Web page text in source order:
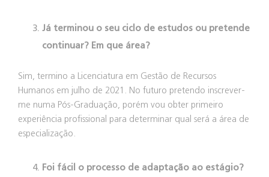
Já terminou o seu ciclo de estudos ou pretende
continuar? Em que área?
Sim, termino a Licenciatura em Gestão de Recursos
Humanos em julho de 2021. No futuro pretendo inscrever-
me numa Pós-Graduação, porém vou obter primeiro
experiência profissional para determinar qual será a área de
especialização.
Foi fácil o processo de adaptação ao estágio?